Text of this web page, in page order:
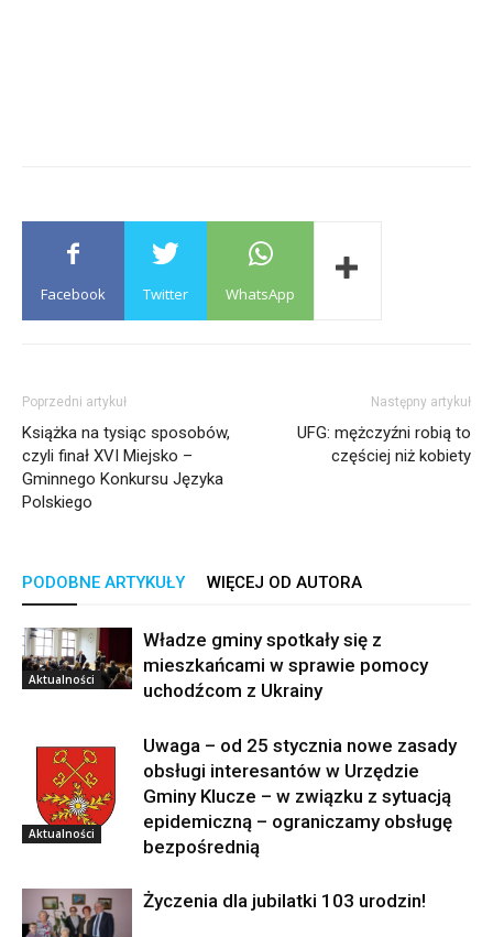
Facebook Twitter WhatsApp
Poprzedni artykuł
Książka na tysiąc sposobów,
czyli finał XVI Miejsko –
Gminnego Konkursu Języka
Polskiego
Następny artykuł
UFG: mężczyźni robią to
częściej niż kobiety
PODOBNE ARTYKUŁY WIĘCEJ OD AUTORA
Aktualności
Władze gminy spotkały się z
mieszkańcami w sprawie pomocy
uchodźcom z Ukrainy
Aktualności
Uwaga – od 25 stycznia nowe zasady
obsługi interesantów w Urzędzie
Gminy Klucze – w związku z sytuacją
epidemiczną – ograniczamy obsługę
bezpośrednią
Życzenia dla jubilatki 103 urodzin!